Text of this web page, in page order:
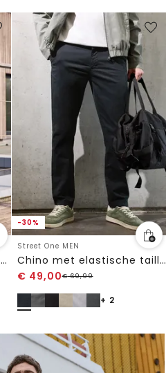
Slim Legs chino's met stretch tailleband
-30%
Street One MEN
Chino met elastische tailleband
€ 49,00€69,99
+ 2